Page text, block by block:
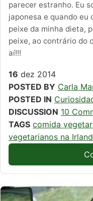
parecer estranho. Eu
japonesa e quando eu
peixe da minha dieta,
peixe, ao contrário do
aí!!!
16 dez 2014
POSTED BY Carla
POSTED IN
DISCUSSION 10
TAGS comida
vegetarianos na